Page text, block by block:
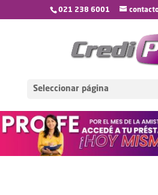
021 238 6001
Seleccionar página